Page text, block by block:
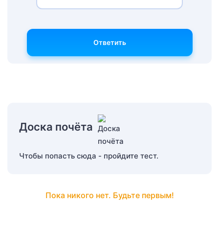
Ответить
Доска почёта
Чтобы попасть сюда - пройдите тест.
Пока никого нет. Будьте первым!